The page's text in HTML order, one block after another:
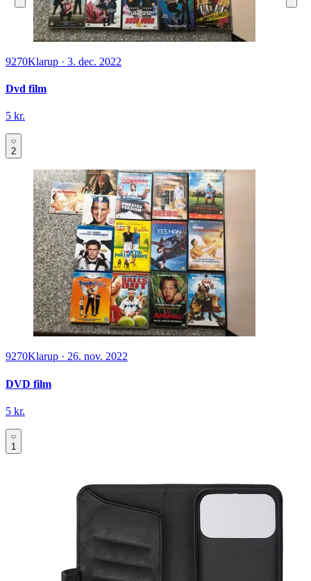
9270Klarup · 3. dec. 2022
Dvd film
5 kr.
2
9270Klarup · 26. nov. 2022
DVD film
5 kr.
1